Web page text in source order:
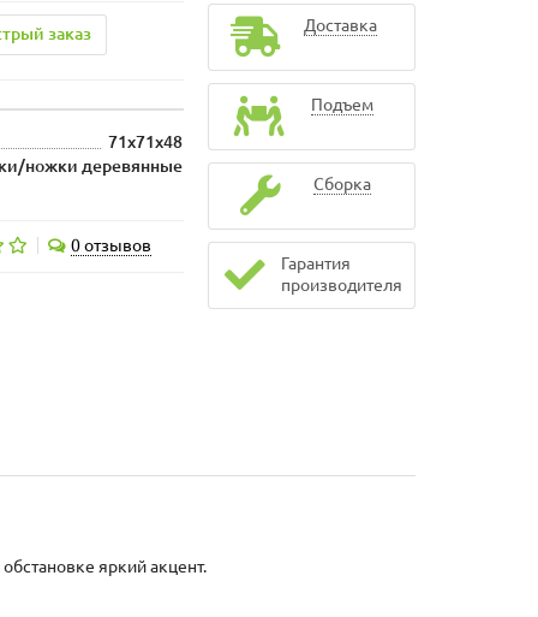
заказ
71х71х48
ножки деревянные
0 отзывов
Доставка
Подъем
Сборка
Гарантия
производителя
яркий акцент.